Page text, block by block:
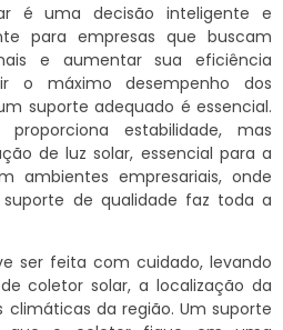
é uma decisão inteligente e
para empresas que buscam
e aumentar sua eficiência
o máximo desempenho dos
suporte adequado é essencial.
estabilidade, mas
de luz solar, essencial para a
ambientes empresariais, onde
de qualidade faz toda a
ser feita com cuidado, levando
coletor solar, a localização da
da região. Um suporte